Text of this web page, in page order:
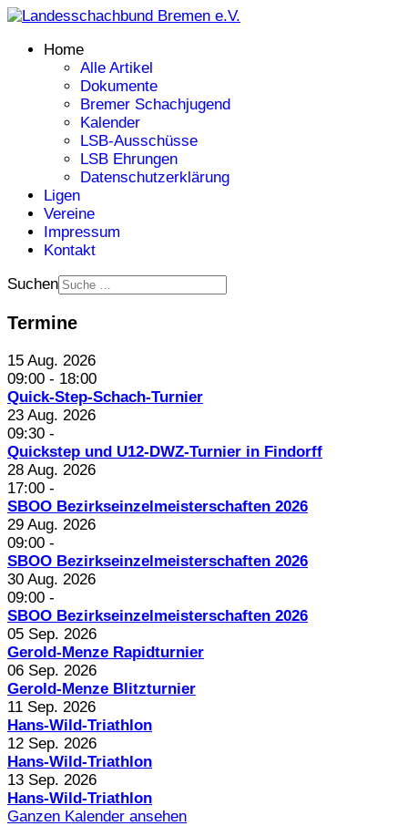
Home
Alle Artikel
Dokumente
Bremer Schachjugend
Kalender
LSB-Ausschüsse
LSB Ehrungen
Datenschutzerklärung
Ligen
Vereine
Impressum
Kontakt
Suchen
Termine
15 Aug. 2026
09:00 - 18:00
Quick-Step-Schach-Turnier
23 Aug. 2026
09:30 -
Quickstep und U12-DWZ-Turnier in Findorff
28 Aug. 2026
17:00 -
SBOO Bezirkseinzelmeisterschaften 2026
29 Aug. 2026
09:00 -
SBOO Bezirkseinzelmeisterschaften 2026
30 Aug. 2026
09:00 -
SBOO Bezirkseinzelmeisterschaften 2026
05 Sep. 2026
Gerold-Menze Rapidturnier
06 Sep. 2026
Gerold-Menze Blitzturnier
11 Sep. 2026
Hans-Wild-Triathlon
12 Sep. 2026
Hans-Wild-Triathlon
13 Sep. 2026
Hans-Wild-Triathlon
Ganzen Kalender ansehen